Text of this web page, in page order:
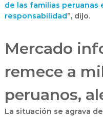
de las familias peruanas
responsabilidad”, dijo.
Mercado
remece a
peruanos,
La situación se agrava